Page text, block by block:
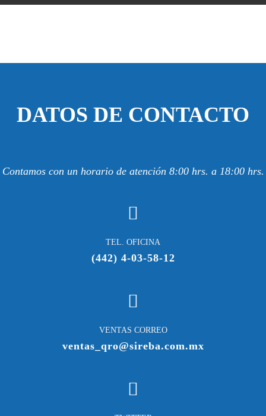
DATOS DE CONTACTO
Contamos con un horario de atención 8:00 hrs. a 18:00 hrs.
TEL. OFICINA
(442) 4-03-58-12
VENTAS CORREO
ventas_qro@sireba.com.mx